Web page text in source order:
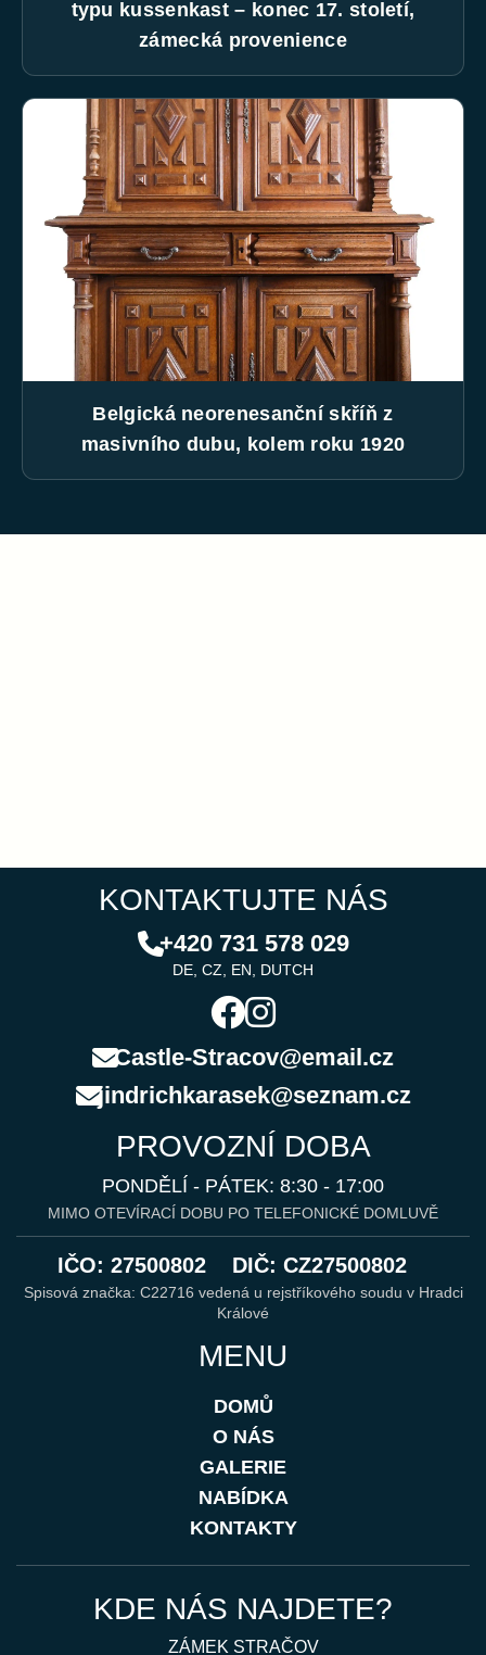
typu kussenkast – konec 17. století,
zámecká provenience
Belgická neorenesanční skříň z
masivního dubu, kolem roku 1920
KONTAKTUJTE NÁS
+420 731 578 029
DE, CZ, EN, DUTCH
Castle-Stracov@email.cz
jindrichkarasek@seznam.cz
PROVOZNÍ DOBA
PONDĚLÍ - PÁTEK: 8:30 - 17:00
MIMO OTEVÍRACÍ DOBU PO TELEFONICKÉ DOMLUVĚ
IČO: 27500802 DIČ: CZ27500802
Spisová značka: C22716 vedená u rejstříkového soudu v Hradci
Králové
MENU
DOMŮ
O NÁS
GALERIE
NABÍDKA
KONTAKTY
KDE NÁS NAJDETE?
ZÁMEK STRAČOV